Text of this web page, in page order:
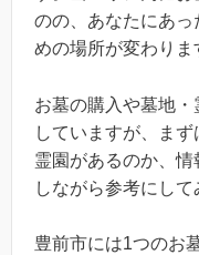
のの、あなたにあ
めの場所が変わりま
お墓の購入や墓地
していますが、ま
霊園があるのか、
しながら参考にして
豊前市には1つのお